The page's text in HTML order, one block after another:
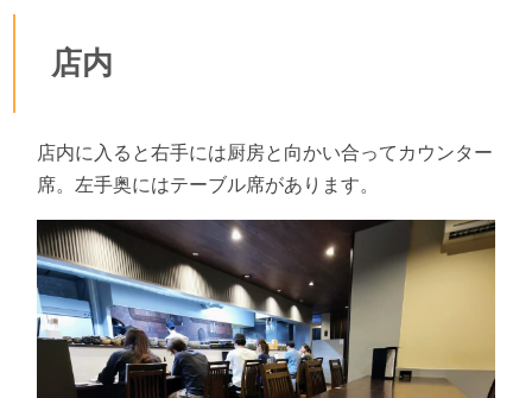
店内
店内に入ると右手には厨房と向かい合ってカウンター
席。左手奥にはテーブル席があります。